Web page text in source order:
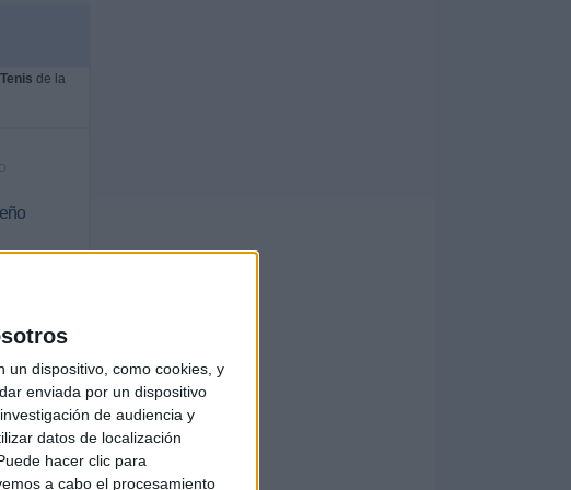
un dispositivo, como cookies, y
enviada por un dispositivo
de audiencia y
datos de localización
hacer clic para
a cabo el procesamiento
Tenis de la
Premium
TOTAL
3